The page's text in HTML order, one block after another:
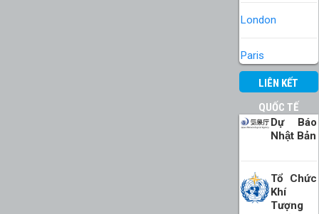
London
Paris
LIÊN KẾT
QUỐC TẾ
Dự Báo
Nhật Bản
Tổ Chức
Khí
Tượng